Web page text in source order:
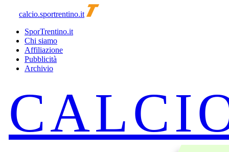
calcio.sportrentino.it
SporTrentino.it
Chi siamo
Affiliazione
Pubblicità
Archivio